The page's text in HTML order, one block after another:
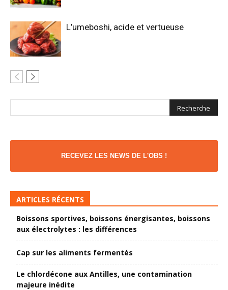
L’umeboshi, acide et vertueuse
RECEVEZ LES NEWS DE L'OBS !
ARTICLES RÉCENTS
Boissons sportives, boissons énergisantes, boissons
aux électrolytes : les différences
Cap sur les aliments fermentés
Le chlordécone aux Antilles, une contamination
majeure inédite